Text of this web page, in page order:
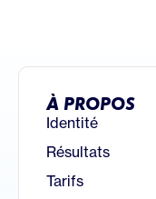
À PROPOS
Identité
Résultats
Tarifs